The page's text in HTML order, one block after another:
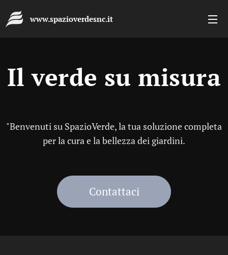
www.spazioverdesnc.it
Il verde su misura
"Benvenuti su SpazioVerde, la tua soluzione completa
per la cura e la bellezza dei giardini.
Contattaci